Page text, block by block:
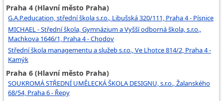
Praha 4 (Hlavní město Praha)
G.A.P.education, střední škola s.r.o., Libušská 320/111, Praha 4 - Písnice
MICHAEL - Střední škola, Gymnázium a Vyšší odborná škola, s.r.o.,
Machkova 1646/1, Praha 4 - Chodov
Střední škola managementu a služeb s.r.o., Ve Lhotce 814/2, Praha 4 -
Kamýk
Praha 6 (Hlavní město Praha)
SOUKROMÁ STŘEDNÍ UMĚLECKÁ ŠKOLA DESIGNU, s.r.o., Žalanského
68/54, Praha 6 - Řepy